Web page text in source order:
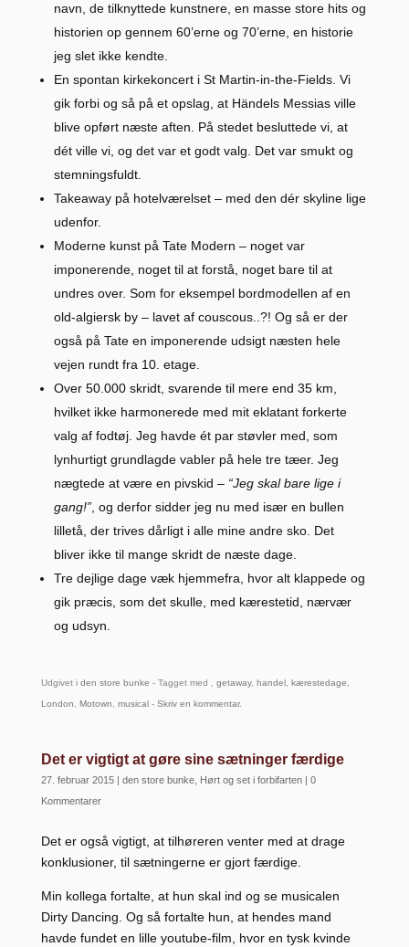
navn, de tilknyttede kunstnere, en masse store hits og
historien op gennem 60’erne og 70’erne, en historie
jeg slet ikke kendte.
En spontan kirkekoncert i St Martin-in-the-Fields. Vi
gik forbi og så på et opslag, at Händels Messias ville
blive opført næste aften. På stedet besluttede vi, at
dét ville vi, og det var et godt valg. Det var smukt og
stemningsfuldt.
Takeaway på hotelværelset – med den dér skyline lige
udenfor.
Moderne kunst på Tate Modern – noget var
imponerende, noget til at forstå, noget bare til at
undres over. Som for eksempel bordmodellen af en
old-algiersk by – lavet af couscous..?! Og så er der
også på Tate en imponerende udsigt næsten hele
vejen rundt fra 10. etage.
Over 50.000 skridt, svarende til mere end 35 km,
hvilket ikke harmonerede med mit eklatant forkerte
valg af fodtøj. Jeg havde ét par støvler med, som
lynhurtigt grundlagde vabler på hele tre tæer. Jeg
nægtede at være en pivskid – “Jeg skal bare lige i
gang!”, og derfor sidder jeg nu med især en bullen
lilletå, der trives dårligt i alle mine andre sko. Det
bliver ikke til mange skridt de næste dage.
Tre dejlige dage væk hjemmefra, hvor alt klappede og
gik præcis, som det skulle, med kærestetid, nærvær
og udsyn.
Udgivet i den store bunke - Tagget med , getaway, handel, kærestedage
London Motown musical- Skriv en kommentar.
Det er vigtigt at gøre sine sætninger færdige
27. februar 2015| den store bunke, Hørt og set i forbifarten| 0
Kommentarer
Det er også vigtigt, at tilhøreren venter med at drage
konklusioner, til sætningerne er gjort færdige.
Min kollega fortalte, at hun skal ind og se musicalen
Dirty Dancing. Og så fortalte hun, at hendes mand
havde fundet en lille youtube-film, hvor en tysk kvinde